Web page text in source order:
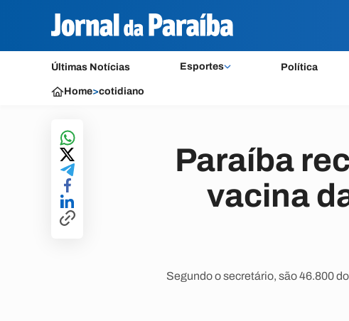
Últimas Notícias Esportes Política
Home>cotidiano
Paraíba
vacina
Segundo o secretário, são 46.800